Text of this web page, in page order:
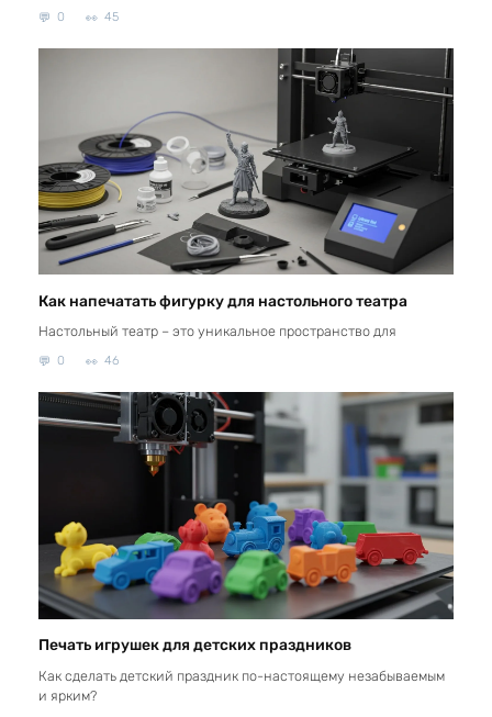
0 45
Как напечатать фигурку для настольного театра
Настольный театр – это уникальное пространство для
0 46
Печать игрушек для детских праздников
Как сделать детский праздник по-настоящему незабываемым
и ярким?